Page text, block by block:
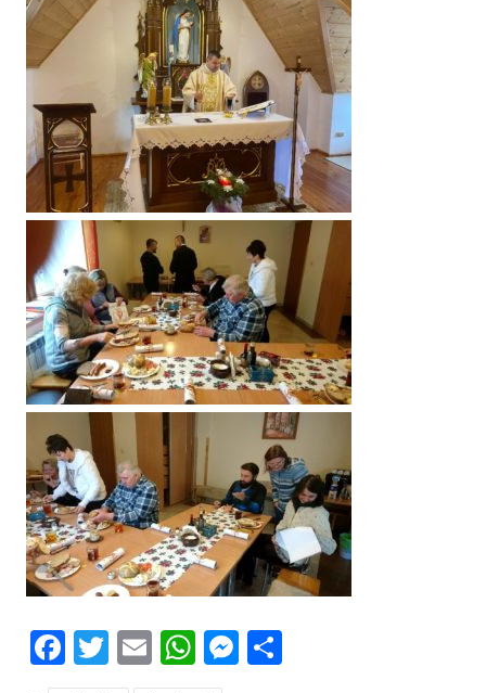
Facebook
Twitter
EmailWhatsApp
Messenger